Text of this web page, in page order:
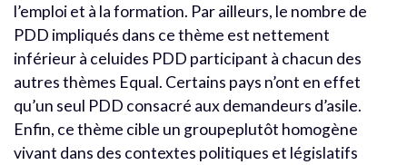
l’emploi et à la formation. Par ailleurs, le nombre de
PDD impliqués dans ce thème est nettement
inférieur à celuides PDD participant à chacun des
autres thèmes Equal. Certains pays n’ont en effet
qu’un seul PDD consacré aux demandeurs d’asile.
Enfin, ce thème cible un groupeplutôt homogène
vivant dans des contextes politiques et législatifs